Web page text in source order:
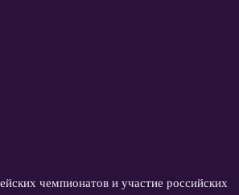
чемпионатов и участие российских